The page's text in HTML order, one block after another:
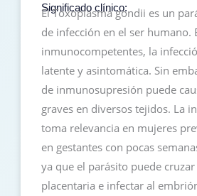
Significado clínico:
El Toxoplasma gondii es un
de infección en el ser humano.
inmunocompetentes, la
latente y asintomática. Sin
de inmunosupresión puede
graves en diversos tejidos. La
toma relevancia en mujeres
en gestantes con pocas
ya que el parásito puede
placentaria e infectar al